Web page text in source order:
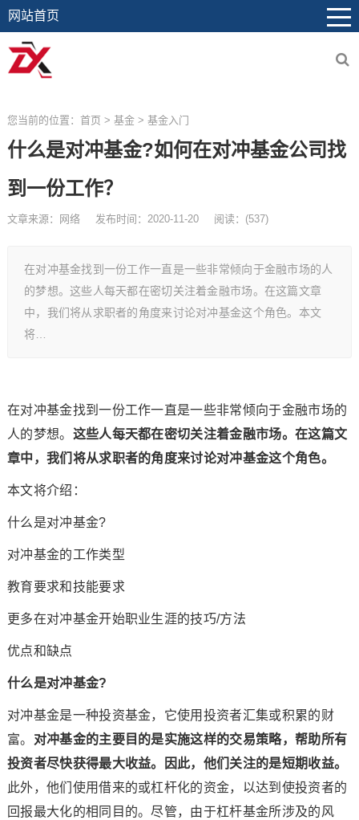
网站首页
您当前的位置： 首页 > 基金> 基金入门
什么是对冲基金?如何在对冲基金公司找
到一份工作？
文章来源：网络 发布时间：2020-11-20 阅读： (537)
在对冲基金找到一份工作一直是一些非常倾向于金融市场的人
的梦想。这些人每天都在密切关注着金融市场。在这篇文章
中，我们将从求职者的角度来讨论对冲基金这个角色。本文
将…
在对冲基金找到一份工作一直是一些非常倾向于金融市场的
人的梦想。 这些人每天都在密切关注着金融市场。在这篇文
章中，我们将从求职者的角度来讨论对冲基金这个角色。
本文将介绍：
什么是对冲基金?
对冲基金的工作类型
教育要求和技能要求
更多在对冲基金开始职业生涯的技巧/方法
优点和缺点
什么是对冲基金?
对冲基金是一种投资基金，它使用投资者汇集或积累的财
富。 对冲基金的主要目的是实施这样的交易策略，帮助所有
投资者尽快获得最大收益。因此，他们关注的是短期收益。
此外，他们使用借来的或杠杆化的资金，以达到使投资者的
回报最大化的相同目的。尽管，由于杠杆基金所涉及的风